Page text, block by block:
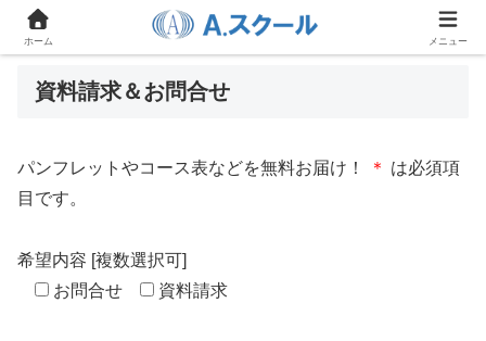
資料請求＆お問合せ
パンフレットやコース表などを無料お届け！ ＊ は必須項
目です。
希望内容 [複数選択可]
お問合せ
資料請求
ホーム メニュー